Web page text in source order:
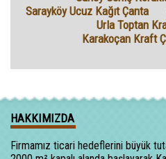
Sarayköy Ucuz Kağıt Çanta
Urla Toptan
Karakoçan Kraft
HAKKIMIZDA
Firmamız ticari hedeflerini büyük